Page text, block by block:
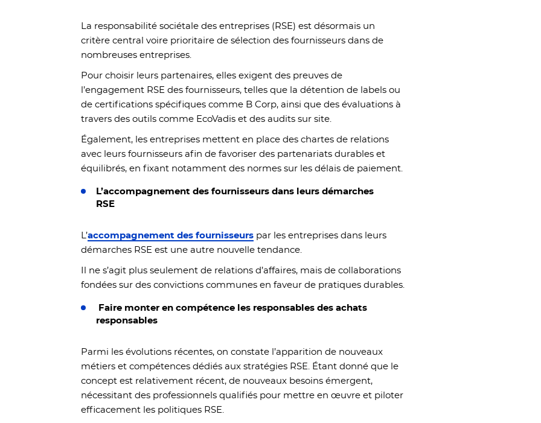
La responsabilité sociétale des entreprises (RSE) est désormais un
critère central voire prioritaire de sélection des fournisseurs dans de
nombreuses entreprises.
Pour choisir leurs partenaires, elles exigent des preuves de
l’engagement RSE des fournisseurs, telles que la détention de labels ou
de certifications spécifiques comme B Corp, ainsi que des évaluations à
travers des outils comme EcoVadis et des audits sur site.
Également, les entreprises mettent en place des chartes de relations
avec leurs fournisseurs afin de favoriser des partenariats durables et
équilibrés, en fixant notamment des normes sur les délais de paiement.
L’accompagnement des fournisseurs dans leurs démarches
RSE
L’accompagnement des fournisseurs par les entreprises dans leurs
démarches RSE est une autre nouvelle tendance.
Il ne s’agit plus seulement de relations d’affaires, mais de collaborations
fondées sur des convictions communes en faveur de pratiques durables.
Faire monter en compétence les responsables des achats
responsables
Parmi les évolutions récentes, on constate l’apparition de nouveaux
métiers et compétences dédiés aux stratégies RSE. Étant donné que le
concept est relativement récent, de nouveaux besoins émergent,
nécessitant des professionnels qualifiés pour mettre en œuvre et piloter
efficacement les politiques RSE.